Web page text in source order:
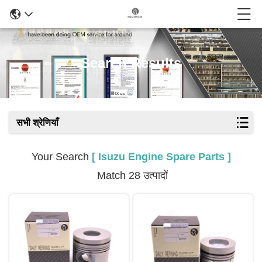
Search Results
सभी श्रेणियाँ
Your Search [ Isuzu Engine Spare Parts ]
Match 28 उत्पादों